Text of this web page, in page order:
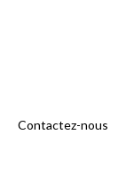
Contactez-nous